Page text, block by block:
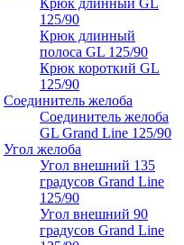
Крюк длинный GL
125/90
Крюк длинный
полоса GL 125/90
Крюк короткий GL
125/90
Соединитель желоба
Соединитель желоба
GL Grand Line 125/90
Угол желоба
Угол внешний 135
градусов Grand Line
125/90
Угол внешний 90
градусов Grand Line